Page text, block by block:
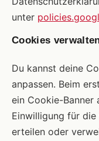
unter
Cookies
Du kannst deine
anpassen. Beim
ein Cookie-Banner
Einwilligung für
erteilen oder